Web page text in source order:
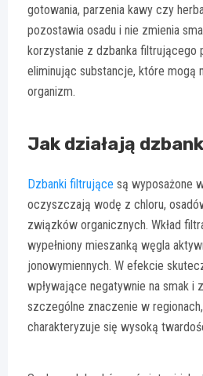
gotowania, parzenia kawy czy
pozostawia osadu i nie zmienia
korzystanie z dzbanka filtrującego
eliminując substancje, które mogą
organizm.
Jak działają
Dzbanki filtrujące są wyposażone
oczyszczają wodę z chloru,
związków organicznych. Wkład
wypełniony mieszanką węgla
jonowymiennych. W efekcie
wpływające negatywnie na smak i
szczególne znaczenie w
charakteryzuje się wysoką